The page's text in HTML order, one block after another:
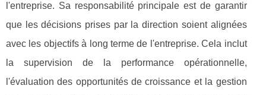
l'entreprise. Sa responsabilité principale est de garantir
que les décisions prises par la direction soient alignées
avec les objectifs à long terme de l'entreprise. Cela inclut
la supervision de la performance opérationnelle,
l'évaluation des opportunités de croissance et la gestion